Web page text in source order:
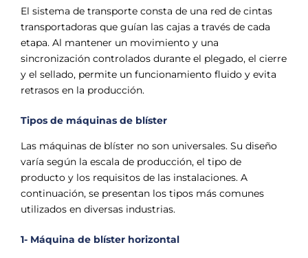
El sistema de transporte consta de una red de cintas
transportadoras que guían las cajas a través de cada
etapa. Al mantener un movimiento y una
sincronización controlados durante el plegado, el cierre
y el sellado, permite un funcionamiento fluido y evita
retrasos en la producción.
Tipos de máquinas de blíster
Las máquinas de blíster no son universales. Su diseño
varía según la escala de producción, el tipo de
producto y los requisitos de las instalaciones. A
continuación, se presentan los tipos más comunes
utilizados en diversas industrias.
1- Máquina de blíster horizontal